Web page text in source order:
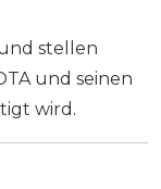
stellen
und seinen
wird.